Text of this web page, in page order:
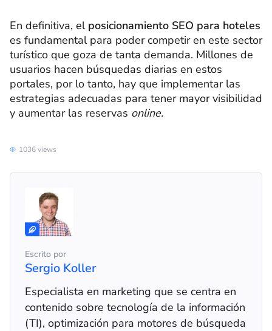
En definitiva, el posicionamiento SEO para hoteles
es fundamental para poder competir en este sector
turístico que goza de tanta demanda. Millones de
usuarios hacen búsquedas diarias en estos
portales, por lo tanto, hay que implementar las
estrategias adecuadas para tener mayor visibilidad
y aumentar las reservas online.
1036 views
Escrito por
Sergio Koller
Especialista en marketing que se centra en
contenido sobre tecnología de la información
(TI), optimización para motores de búsqueda